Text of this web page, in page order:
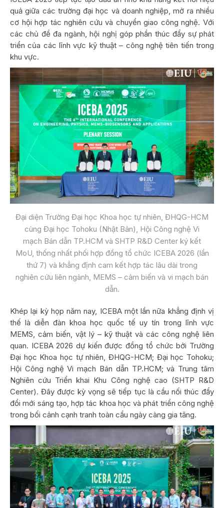
quả giữa các trường đại học và doanh nghiệp, mở ra nhiều
cơ hội hợp tác nghiên cứu và chuyển giao công nghệ. Với
các chủ đề đa ngành, hội nghị góp phần thúc đẩy sự phát
triển của các lĩnh vực kỹ thuật – công nghệ tiên tiến trong
khu vực.
Đại diện Trường Đại học Khoa học tự nhiên, ĐHQG-HCM
cùng Đại học Tohoku (Nhật Bản), Hội Công nghệ Vi
mạch Bán dẫn TP.HCM và SHTP R&D Center ký kết
MoU, thống nhất phối hợp đồng tổ chức ICEBA 2026 (lần
thứ 7) và khẳng định cam kết hợp tác lâu dài trong
nghiên cứu liên ngành, MEMS – cảm biến và vi mạch bán
dẫn.
Khép lại kỳ họp năm nay, ICEBA một lần nữa khẳng định vị
thế là diễn đàn khoa học quốc tế uy tín trong lĩnh vực
MEMS, cảm biến, vật lý – kỹ thuật và các công nghệ liên
quan. ICEBA 2026 dự kiến được đồng tổ chức bởi Trường
Đại học Khoa học tự nhiên, ĐHQG-HCM; Đại học Tohoku;
Hội Công nghệ Vi mạch Bán dẫn TP.HCM; và Trung tâm
Nghiên cứu Triển khai Khu Công nghệ cao (SHTP R&D
Center). Đây được kỳ vọng sẽ tiếp tục là cầu nối thúc đẩy
đổi mới sáng tạo, hợp tác khoa học và phát triển công nghệ
trong bối cảnh cạnh tranh toàn cầu ngày càng gia tăng.